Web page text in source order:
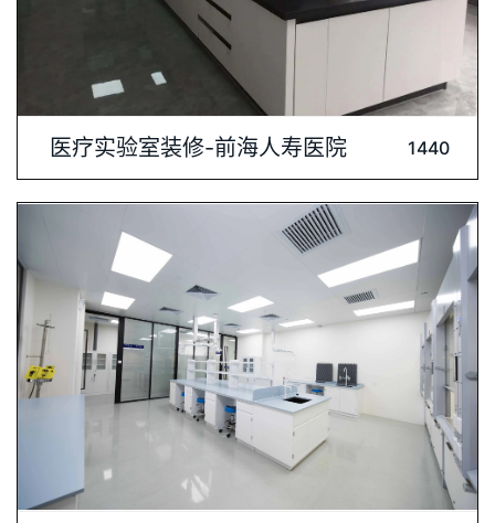
医疗实验的严谨性，注重空间布局的合理性和操作流程的顺畅
色、健康的实验环境，保障实验人员的身体健康。每一处细节都
经过精心设计，体现医疗实验室的专业与品质。选择我们，为您
医疗实验室装修-前海人寿医院 1440